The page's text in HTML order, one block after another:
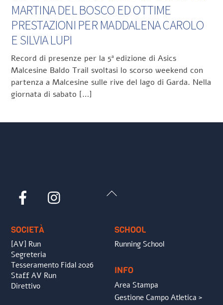
MARTINA DEL BOSCO ED OTTIME
PRESTAZIONI PER MADDALENA CAROLO
E SILVIA LUPI
Record di presenze per la 5ª edizione di Asics
Malcesine Baldo Trail svoltasi lo scorso weekend con
partenza a Malcesine sulle rive del lago di Garda. Nella
giornata di sabato […]
Back
Facebook
SOCIETÀ
[AV] Run
Segreteria
Tesseramento Fidal 2026
Staff AV Run
Direttivo
SCHOOL
Running School
INFO
Area Stampa
Gestione Campo Atletica >